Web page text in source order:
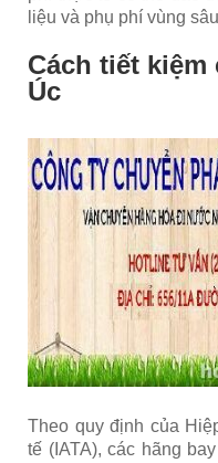
liệu và phụ phí vùng
Cách tiết
Úc
Theo quy định của
tế (IATA), các hãng